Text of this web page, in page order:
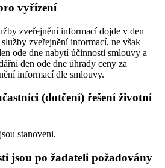
vyřízení
zveřejnění informací dojde v den
zveřejnění informací, ne však
ode dne nabytí účinnosti smlouvy a
den ode dne úhrady ceny za
informací dle smlouvy.
(dotčení) řešení životní
stanoveni.
jsou po žadateli požadovány